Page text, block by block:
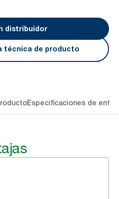
distribuidor
técnica de producto
Especificaciones de